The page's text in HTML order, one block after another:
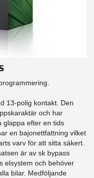
13-polig kontakt. Den
och har
glappa efter en tids
en bajonettfattning vilket
varv för att sitta säkert.
är av sk bypass
elsystem och behöver
bilar. Medföljande